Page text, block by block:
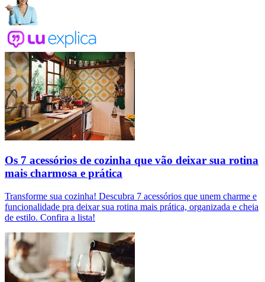
Os 7 acessórios de cozinha que vão deixar sua rotina
mais charmosa e prática
Transforme sua cozinha! Descubra 7 acessórios que unem charme e
funcionalidade pra deixar sua rotina mais prática, organizada e cheia
de estilo. Confira a lista!